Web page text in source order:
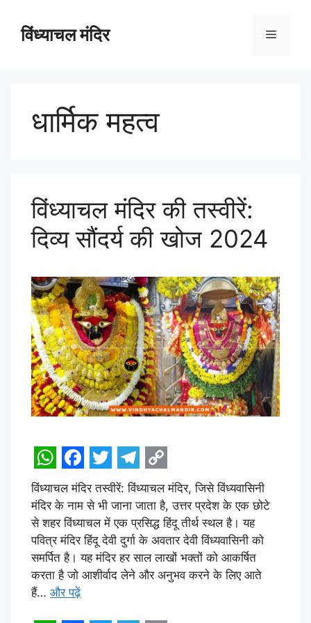
विंध्याचल मंदिर
धार्मिक महत्व
विंध्याचल मंदिर की तस्वीरें:
दिव्य सौंदर्य की खोज 2024
W
h
a
t
s
A
F
a
c
e
b
o
T
w
i
t
t
T
e
l
e
g
C
o
p
y
L
विंध्याचल मंदिर तस्वीरें: विंध्याचल मंदिर, जिसे विंध्यवासिनी
मंदिर के नाम से भी जाना जाता है, उत्तर प्रदेश के एक छोटे
से शहर विंध्याचल में एक प्रसिद्ध हिंदू तीर्थ स्थल है। यह
पवित्र मंदिर हिंदू देवी दुर्गा के अवतार देवी विंध्यवासिनी को
समर्पित है। यह मंदिर हर साल लाखों भक्तों को आकर्षित
करता है जो आशीर्वाद लेने और अनुभव करने के लिए आते
हैं… और पढ़ें